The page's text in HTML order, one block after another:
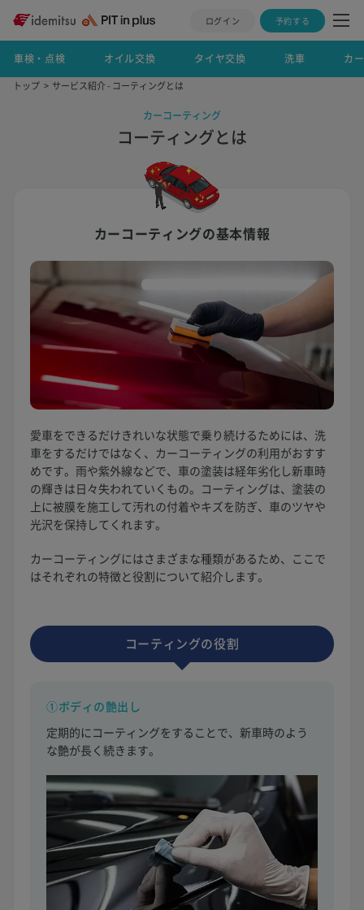
ログイン 予約する
車検・点検 オイル交換 タイヤ交換 洗車 カ
トップ サービス紹介 - コーティングとは
カーコーティング
コーティングとは
カーコーティングの基本情報
愛車をできるだけきれいな状態で乗り続けるためには、洗
車をするだけではなく、カーコーティングの利用がおすす
めです。雨や紫外線などで、車の塗装は経年劣化し新車時
の輝きは日々失われていくもの。コーティングは、塗装の
上に被膜を施工して汚れの付着やキズを防ぎ、車のツヤや
光沢を保持してくれます。
カーコーティングにはさまざまな種類があるため、ここで
はそれぞれの特徴と役割について紹介します。
コーティングの役割
①ボディの艶出し
定期的にコーティングをすることで、新車時のよう
な艶が長く続きます。